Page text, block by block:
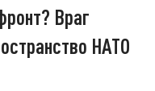
Враг
НАТО